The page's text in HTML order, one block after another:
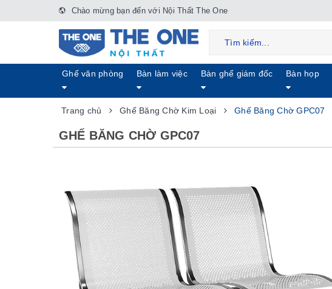
Chào mừng bạn đến với Nội Thất The One
Ghế văn phòng Bàn làm việc Bàn ghế giám đốc Bàn họp
Trang chủ Ghế Băng Chờ Kim Loại Ghế Băng Chờ GPC07
GHẾ BĂNG CHỜ GPC07